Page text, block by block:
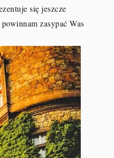
się jeszcze
zasypać Was